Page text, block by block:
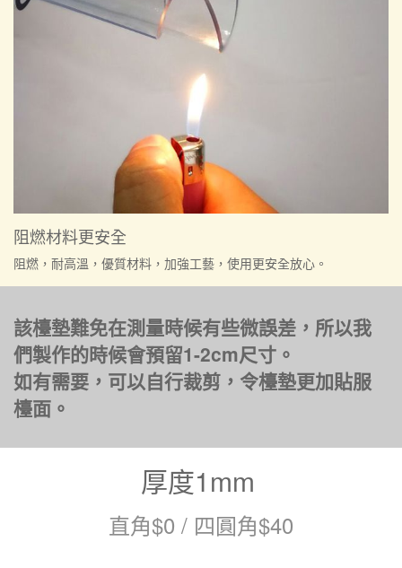
阻燃材料更安全
阻燃，耐高溫，優質材料，加強工藝，使用更安全放心。
該檯墊難免在測量時候有些微誤差，所以我
們製作的時候會預留1-2cm尺寸。
如有需要，可以自行裁剪，令檯墊更加貼服
檯面。
厚度1mm
直角$0 / 四圓角$40